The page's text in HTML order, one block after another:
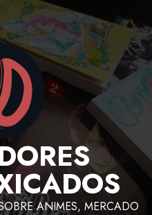
ANIMES, MERCADO